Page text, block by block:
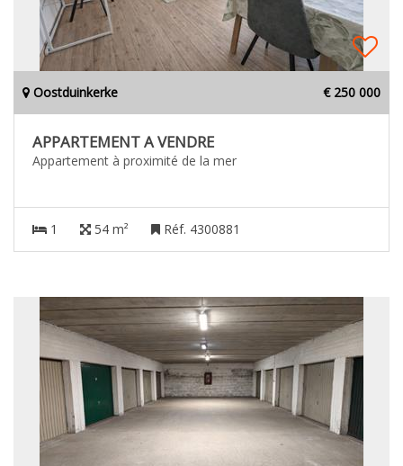
Oostduinkerke € 250 000
APPARTEMENT A VENDRE
Appartement à proximité de la mer
1 54 m² Réf. 4300881